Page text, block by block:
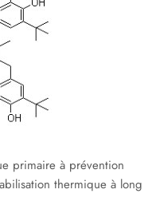
primaire à prévention
thermique à long